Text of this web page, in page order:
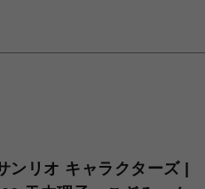
リオ キャラクターズ |